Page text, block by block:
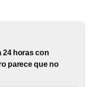
24 horas con
parece que no